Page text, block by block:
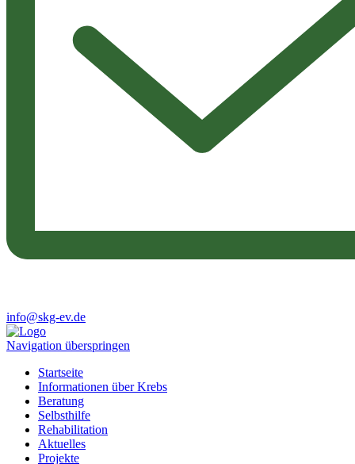
info@skg-ev.de
Navigation überspringen
Startseite
Informationen über Krebs
Beratung
Selbsthilfe
Rehabilitation
Aktuelles
Projekte